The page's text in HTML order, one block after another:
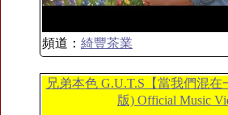
頻道： 綺豐茶業
兄弟本色 G.U.T.S【當我們混
版) Official Music